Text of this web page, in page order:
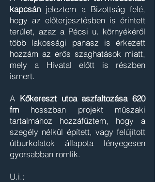
kapcsán jeleztem a Bizottság felé,
hogy az előterjesztésben is érintett
terület, azaz a Pécsi u. környékéről
több lakossági panasz is érkezett
hozzám az erős szaghatások miatt,
mely a Hivatal előtt is részben
ismert.
A Kőkereszt utca aszfaltozása 620
fm hosszban projekt műszaki
tartalmához hozzáfűztem, hogy a
szegély nélkül épített, vagy felújított
útburkolatok állapota lényegesen
gyorsabban romlik.
U.i.: